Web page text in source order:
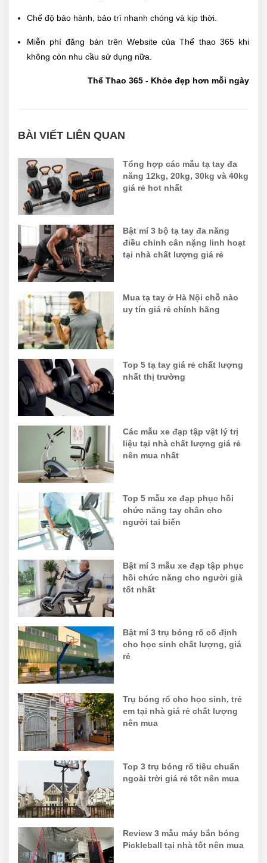
Chế độ bảo hành, bảo trì nhanh chóng và kịp thời.
Miễn phí đăng bán trên Website của Thể thao 365 khi
không còn nhu cầu sử dụng nữa.
Thể Thao 365 - Khỏe đẹp hơn mỗi ngày
BÀI VIẾT LIÊN QUAN
Tổng hợp các mẫu tạ tay đa
năng 12kg, 20kg, 30kg và 40kg
giá rẻ hot nhất
Bật mí 3 bộ tạ tay đa năng
điều chỉnh cân nặng linh hoạt
tại nhà chất lượng giá rẻ
Mua tạ tay ở Hà Nội chỗ nào
uy tín giá rẻ chính hãng
Top 5 tạ tay giá rẻ chất lượng
nhất thị trường
Các mẫu xe đạp tập vật lý trị
liệu tại nhà chất lượng giá rẻ
nên mua nhất
Top 5 mẫu xe đạp phục hồi
chức năng tay chân cho
người tai biến
Bật mí 3 mẫu xe đạp tập phục
hồi chức năng cho người già
tốt nhất
Bật mí 3 trụ bóng rổ cố định
cho học sinh chất lượng, giá
rẻ
Trụ bóng rổ cho học sinh, trẻ
em tại nhà giá rẻ chất lượng
nên mua
Top 3 trụ bóng rổ tiêu chuẩn
ngoài trời giá rẻ tốt nên mua
Review 3 mẫu máy bắn bóng
Pickleball tại nhà tốt nên mua